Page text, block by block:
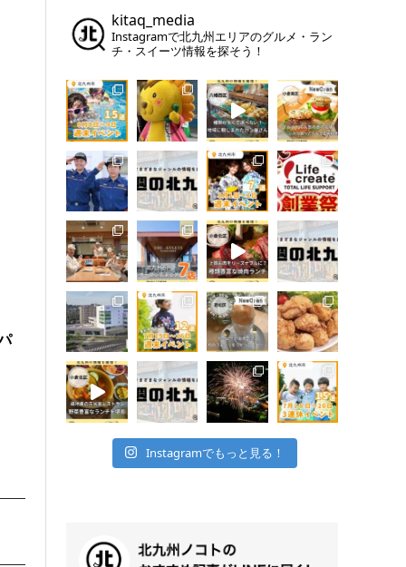
kitaq_media
Instagramで北九州エリアのグルメ・ラン
チ・スイーツ情報を探そう！
Instagramでもっと見る！